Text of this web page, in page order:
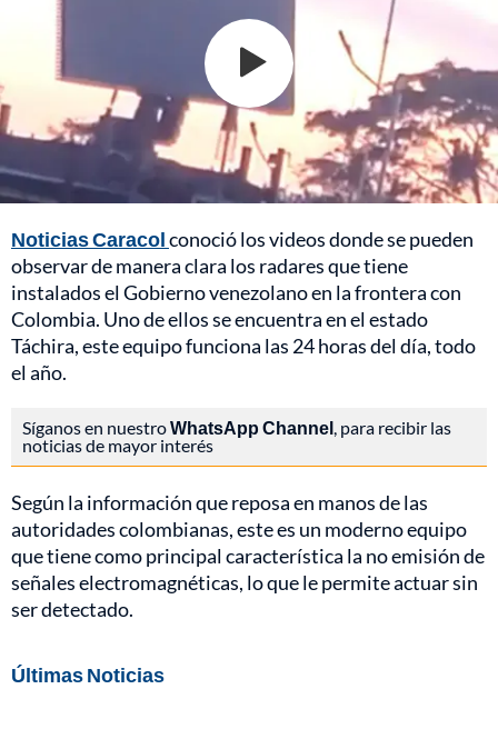
Noticias Caracolconoció los videos donde se pueden
observar de manera clara los radares que tiene
instalados el Gobierno venezolano en la frontera con
Colombia. Uno de ellos se encuentra en el estado
Táchira, este equipo funciona las 24 horas del día, todo
el año.
Síganos en nuestroWhatsApp Channel , para recibir las
noticias de mayor interés
Según la información que reposa en manos de las
autoridades colombianas, este es un moderno equipo
que tiene como principal característica la no emisión de
señales electromagnéticas, lo que le permite actuar sin
ser detectado.
Últimas Noticias